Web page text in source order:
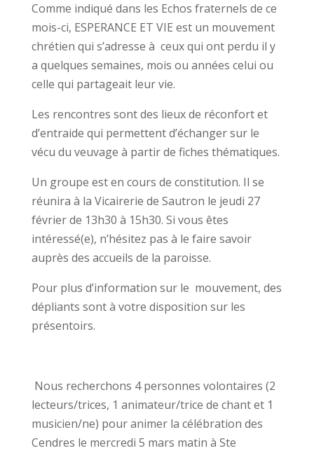
Comme indiqué dans les Echos fraternels de ce
mois-ci, ESPERANCE ET VIE est un mouvement
chrétien qui s’adresse à ceux qui ont perdu il y
a quelques semaines, mois ou années celui ou
celle qui partageait leur vie.
Les rencontres sont des lieux de réconfort et
d’entraide qui permettent d’échanger sur le
vécu du veuvage à partir de fiches thématiques.
Un groupe est en cours de constitution. Il se
réunira à la Vicairerie de Sautron le jeudi 27
février de 13h30 à 15h30. Si vous êtes
intéressé(e), n’hésitez pas à le faire savoir
auprès des accueils de la paroisse.
Pour plus d’information sur le mouvement, des
dépliants sont à votre disposition sur les
présentoirs.
Nous recherchons 4 personnes volontaires (2
lecteurs/trices, 1 animateur/trice de chant et 1
musicien/ne) pour animer la célébration des
Cendres le mercredi 5 mars matin à Ste